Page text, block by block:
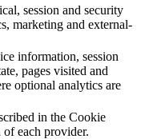
session and security
marketing and external-
information, session
pages visited and
optional analytics are
in the Cookie
each provider.